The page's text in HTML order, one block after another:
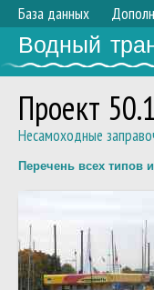
База данных
Водный
Проект 50.1
Несамоходные
Перечень всех типов